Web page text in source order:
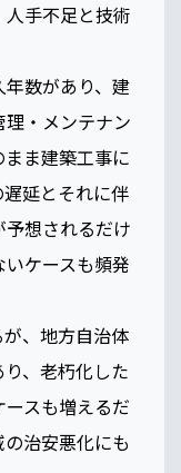
手不足と技術
数があり、建
・メンテナン
ま建築工事に
延とそれに伴
想されるだけ
ケースも頻発
、地方自治体
、老朽化した
スも増えるだ
治安悪化にも